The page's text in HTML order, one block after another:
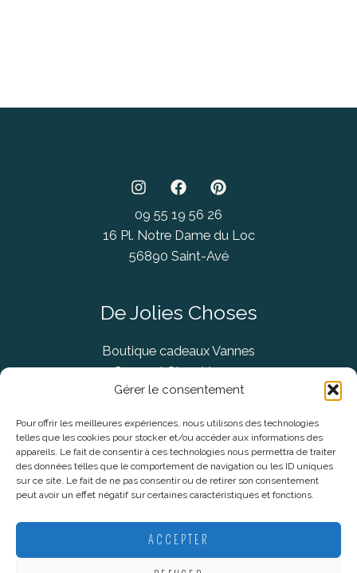
Gérer le consentement
Pour offrir les meilleures expériences, nous utilisons des technologies
telles que les cookies pour stocker et/ou accéder aux informations des
appareils. Le fait de consentir à ces technologies nous permettra de traiter
des données telles que le comportement de navigation ou les ID uniques
sur ce site. Le fait de ne pas consentir ou de retirer son consentement
peut avoir un effet négatif sur certaines caractéristiques et fonctions.
ACCEPTER
09 55 19 56 26
16 Pl. Notre Dame du Loc
56890 Saint-Avé
De Jolies Choses
Boutique cadeaux Vannes
Concept Store Vannes
Informations légales
CGV
Politique De Confidentialité
Plan du site